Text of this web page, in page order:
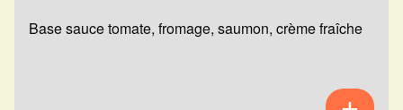
Base sauce tomate, fromage, saumon, crème fraîche